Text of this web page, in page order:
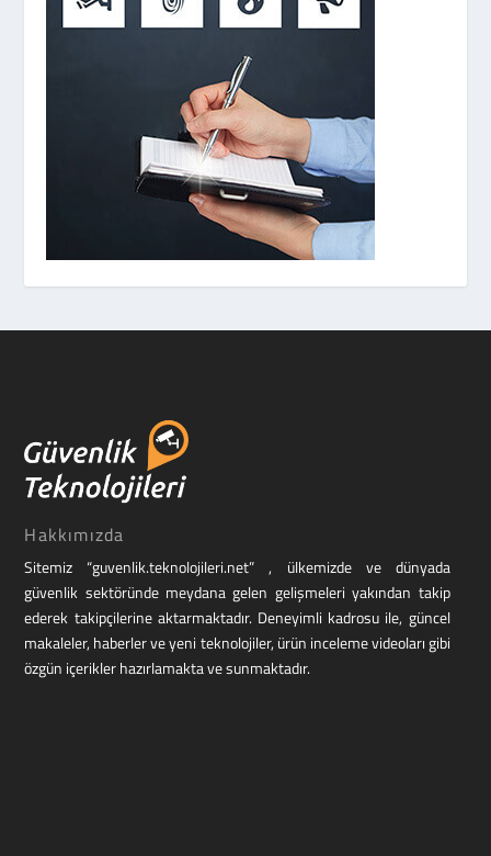
Hakkımızda
Sitemiz “guvenlik.teknolojileri.net” , ülkemizde ve dünyada
güvenlik sektöründe meydana gelen gelişmeleri yakından takip
ederek takipçilerine aktarmaktadır. Deneyimli kadrosu ile, güncel
makaleler, haberler ve yeni teknolojiler, ürün inceleme videoları gibi
özgün içerikler hazırlamakta ve sunmaktadır.